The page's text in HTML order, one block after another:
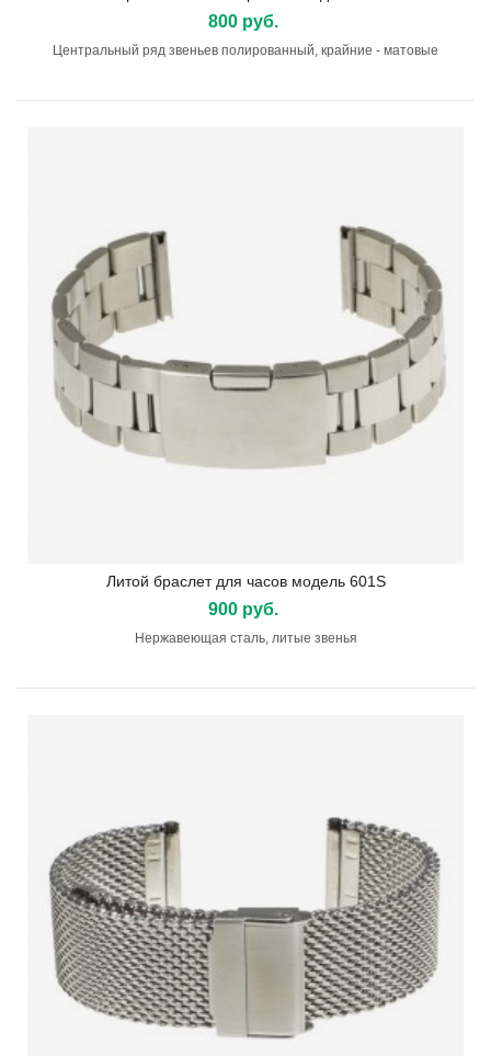
800 руб.
Центральный ряд звеньев полированный, крайние - матовые
Литой браслет для часов модель 601S
900 руб.
Нержавеющая сталь, литые звенья